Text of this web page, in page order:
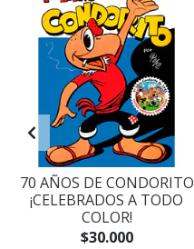
70 AÑOS DE CONDORITO
¡CELEBRADOS A TODO
COLOR!
$30.000